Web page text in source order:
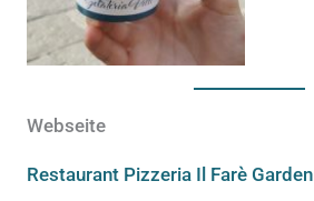
Webseite
Restaurant Pizzeria Il Farè Garden